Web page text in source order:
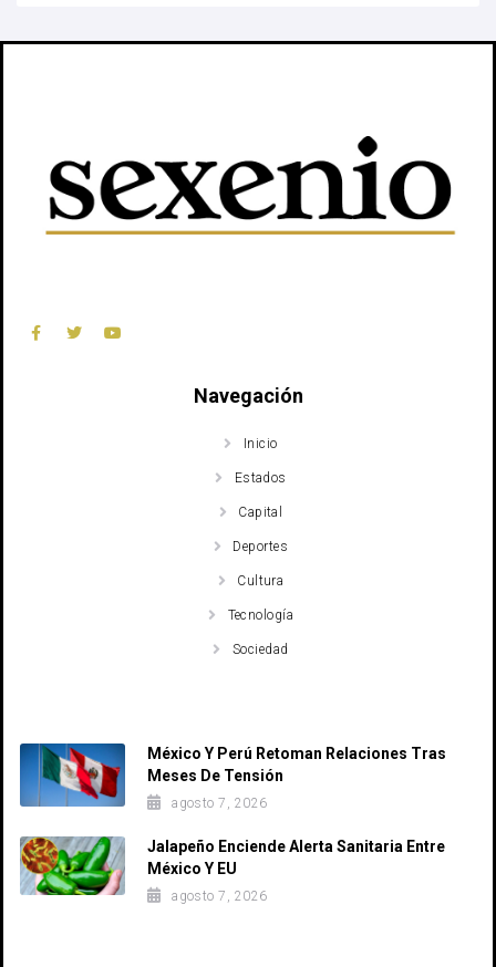
Navegación
Inicio
Estados
Capital
Deportes
Cultura
Tecnología
Sociedad
México Y Perú Retoman Relaciones Tras
Meses De Tensión
agosto 7, 2026
Jalapeño Enciende Alerta Sanitaria Entre
México Y EU
agosto 7, 2026